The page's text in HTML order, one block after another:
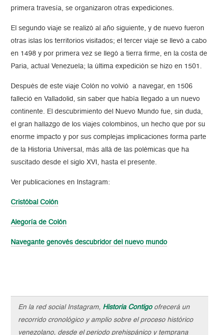
primera travesía, se organizaron otras expediciones.
El segundo viaje se realizó al año siguiente, y de nuevo fueron
otras islas los territorios visitados; el tercer viaje se llevó a cabo
en 1498 y por primera vez se llegó a tierra firme, en la costa de
Paria, actual Venezuela; la última expedición se hizo en 1501.
Después de este viaje Colón no volvió a navegar, en 1506
falleció en Valladolid, sin saber que había llegado a un nuevo
continente. El descubrimiento del Nuevo Mundo fue, sin duda,
el gran hallazgo de los viajes colombinos, un hecho que por su
enorme impacto y por sus complejas implicaciones forma parte
de la Historia Universal, más allá de las polémicas que ha
suscitado desde el siglo XVI, hasta el presente.
Ver publicaciones en Instagram:
Cristóbal Colón
Alegoría de Colón
Navegante genovés descubridor del nuevo mundo
En la red social Instagram, Historia Contigoofrecerá un
recorrido cronológico y amplio sobre el proceso histórico
venezolano, desde el periodo prehispánico y temprana